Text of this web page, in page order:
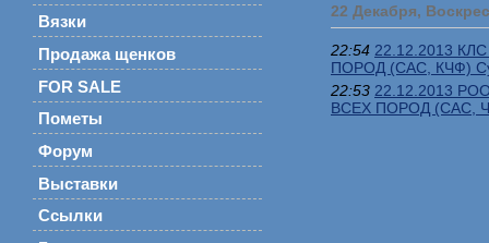
Вязки
Продажа щенков
FOR SALE
Пометы
Форум
Выставки
Ссылки
22 Декабря,
22:54 22.12.2013
ПОРОД (CAC, КЧФ)
22:53 22.12.2013
ВСЕХ ПОРОД (САС,